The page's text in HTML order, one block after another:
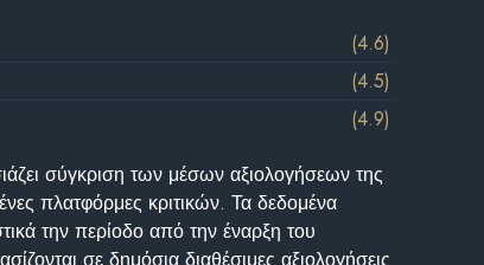
(4.6)
(4.5)
(4.9)
σύγκριση των μέσων αξιολογήσεων της
πλατφόρμες κριτικών. Τα δεδομένα
την περίοδο από την έναρξη του